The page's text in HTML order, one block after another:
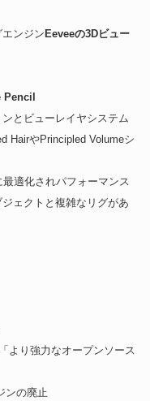
ンジン Eeveeの3Dビュー
Pencil
とビューレイヤシステム
HairやPrincipled Volumeシ
適化されパフォーマンス
ェクトと複雑なリグがあ
より強力なオープンソース
ンの廃止